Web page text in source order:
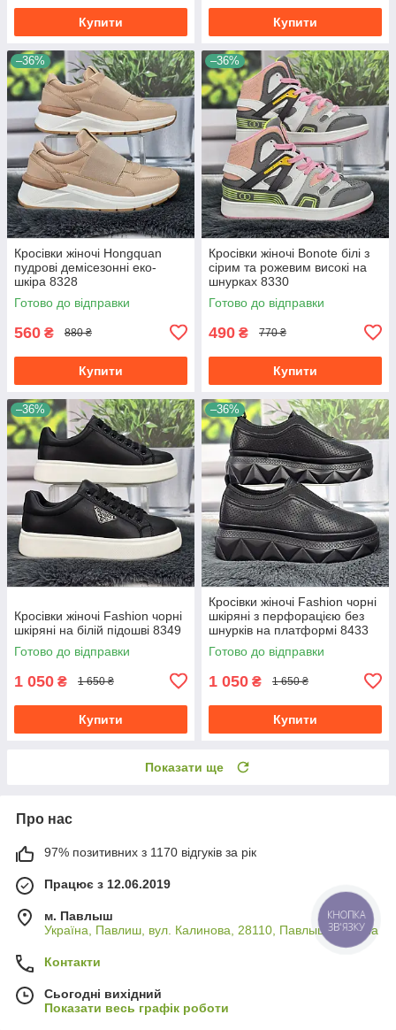
Купити Купити
–36%
Кросівки жіночі Hongquan
пудрові демісезонні еко-
шкіра 8328
Готово до відправки
560 ₴ 880 ₴
Купити
–36%
Кросівки жіночі Bonote білі з
сірим та рожевим високі на
шнурках 8330
Готово до відправки
490 ₴ 770 ₴
Купити
–36%
Кросівки жіночі Fashion чорні
шкіряні на білій підошві 8349
Готово до відправки
1 050 ₴ 1 650 ₴
Купити
–36%
Кросівки жіночі Fashion чорні
шкіряні з перфорацією без
шнурків на платформі 8433
Готово до відправки
1 050 ₴ 1 650 ₴
Купити
Показати ще
Про нас
97% позитивних з 1170 відгуків за рік
Працює з 12.06.2019
м. Павлыш
Україна, Павлиш, вул. Калинова, 28110, Павлыш, Україна
Контакти
Сьогодні вихідний
Показати весь графік роботи
КНОПКА
ЗВ'ЯЗКУ